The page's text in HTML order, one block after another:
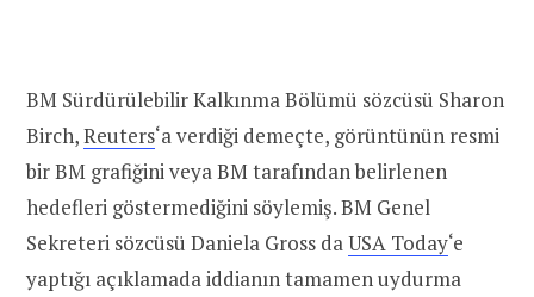
BM Sürdürülebilir Kalkınma Bölümü sözcüsü Sharon
Birch,Reuters‘a verdiği demeçte, görüntünün resmi
bir BM grafiğini veya BM tarafından belirlenen
hedefleri göstermediğini söylemiş. BM Genel
Sekreteri sözcüsü Daniela Gross daUSA Today‘e
yaptığı açıklamada iddianın tamamen uydurma